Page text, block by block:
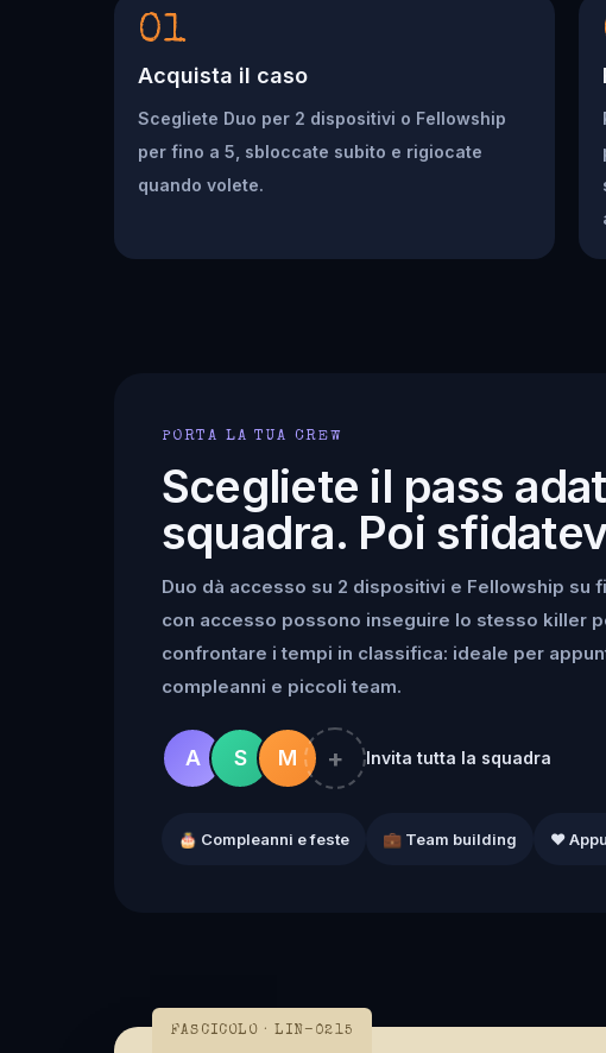
01
Acquista il caso
Scegliete Duo per 2 dispositivi o Fellowship
per fino a 5, sbloccate subito e rigiocate
quando volete.
PORTA LA TUA CREW
Scegliete il pass
squadra. Poi
Duo dà accesso su 2 dispositivi e Fellowship su
con accesso possono inseguire lo stesso killer
confrontare i tempi in classifica: ideale per
compleanni e piccoli team.
A S M + Invita tutta la squadra
🎂 Compleanni e feste 💼 Team building ❤️
FASCICOLO · LIN-0215